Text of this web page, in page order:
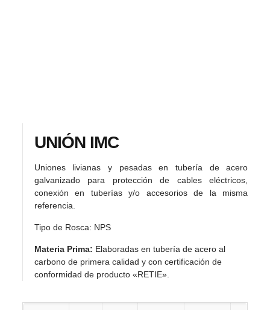
UNIÓN IMC
Uniones livianas y pesadas en tubería de acero
galvanizado para protección de cables eléctricos,
conexión en tuberías y/o accesorios de la misma
referencia.
Tipo de Rosca: NPS
Materia Prima: Elaboradas en tubería de acero al
carbono de primera calidad y con certificación de
conformidad de producto «RETIE».